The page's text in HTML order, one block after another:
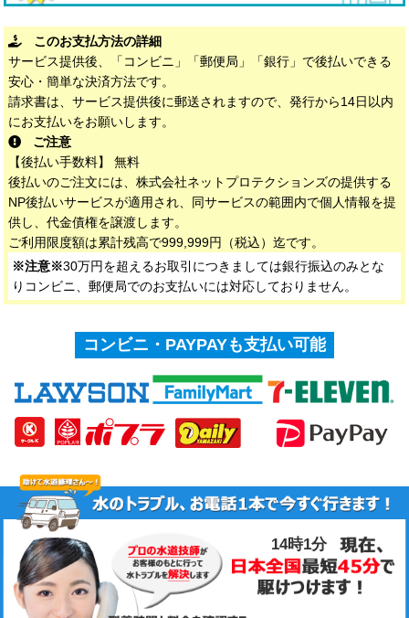
このお支払方法の詳細
サービス提供後、「コンビニ」「郵便局」「銀行」で後払いできる
安心・簡単な決済方法です。
請求書は、サービス提供後に郵送されますので、発行から14日以内
にお支払いをお願いします。
ご注意
【後払い手数料】 無料
後払いのご注文には、株式会社ネットプロテクションズの提供する
NP後払いサービスが適用され、同サービスの範囲内で個人情報を提
供し、代金債権を譲渡します。
ご利用限度額は累計残高で999,999円（税込）迄です。
※注意※30万円を超えるお取引につきましては銀行振込のみとな
りコンビニ、郵便局でのお支払いには対応しておりません。
コンビニ・PAYPAYも支払い可能
14時1分